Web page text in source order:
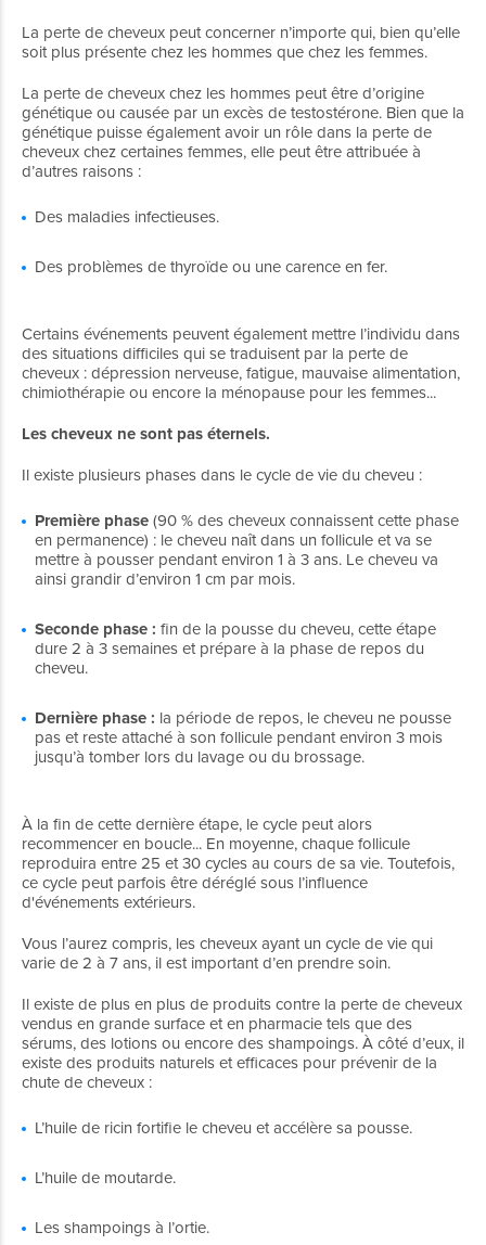
La perte de cheveux peut concerner n’importe qui, bien qu’elle
soit plus présente chez les hommes que chez les femmes.
La perte de cheveux chez les hommes peut être d’origine
génétique ou causée par un excès de testostérone. Bien que la
génétique puisse également avoir un rôle dans la perte de
cheveux chez certaines femmes, elle peut être attribuée à
d’autres raisons :
Des maladies infectieuses.
Des problèmes de thyroïde ou une carence en fer.
Certains événements peuvent également mettre l’individu dans
des situations difficiles qui se traduisent par la perte de
cheveux : dépression nerveuse, fatigue, mauvaise alimentation,
chimiothérapie ou encore la ménopause pour les femmes...
Les cheveux ne sont pas éternels.
Il existe plusieurs phases dans le cycle de vie du cheveu :
Première phase (90 % des cheveux connaissent cette phase
en permanence) : le cheveu naît dans un follicule et va se
mettre à pousser pendant environ 1 à 3 ans. Le cheveu va
ainsi grandir d’environ 1 cm par mois.
Seconde phase : fin de la pousse du cheveu, cette étape
dure 2 à 3 semaines et prépare à la phase de repos du
cheveu.
Dernière phase : la période de repos, le cheveu ne pousse
pas et reste attaché à son follicule pendant environ 3 mois
jusqu’à tomber lors du lavage ou du brossage.
À la fin de cette dernière étape, le cycle peut alors
recommencer en boucle... En moyenne, chaque follicule
reproduira entre 25 et 30 cycles au cours de sa vie. Toutefois,
ce cycle peut parfois être déréglé sous l’influence
d'événements extérieurs.
Vous l’aurez compris, les cheveux ayant un cycle de vie qui
varie de 2 à 7 ans, il est important d’en prendre soin.
Il existe de plus en plus de produits contre la perte de cheveux
vendus en grande surface et en pharmacie tels que des
sérums, des lotions ou encore des shampoings. À côté d’eux, il
existe des produits naturels et efficaces pour prévenir de la
chute de cheveux :
L’huile de ricin fortifie le cheveu et accélère sa pousse.
L’huile de moutarde.
Les shampoings à l’ortie.